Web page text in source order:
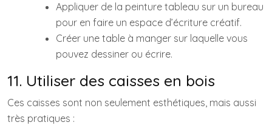
Appliquer de la peinture tableau sur un bureau
pour en faire un espace d’écriture créatif.
Créer une table à manger sur laquelle vous
pouvez dessiner ou écrire.
11. Utiliser des caisses en bois
Ces caisses sont non seulement esthétiques, mais aussi
très pratiques :